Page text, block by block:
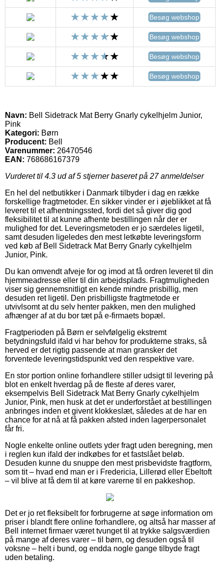
Besøg webshop
Besøg webshop
Besøg webshop
Besøg webshop
Navn: Bell Sidetrack Mat Berry Gnarly cykelhjelm Junior,
Pink
Kategori: Børn
Producent: Bell
Varenummer: 26470546
EAN: 768686167379
Vurderet til 4.3 ud af 5 stjerner baseret på 27anmeldelser
En hel del netbutikker i Danmark tilbyder i dag en række
forskellige fragtmetoder. En sikker vinder er i øjeblikket at få
leveret til et afhentningssted, fordi det så giver dig god
fleksibilitet til at kunne afhente bestillingen når der er
mulighed for det. Leveringsmetoden er jo særdeles ligetil,
samt desuden ligeledes den mest letkøbte leveringsform
ved køb af Bell Sidetrack Mat Berry Gnarly cykelhjelm
Junior, Pink.
Du kan omvendt afveje for og imod at få ordren leveret til din
hjemmeadresse eller til din arbejdsplads. Fragtmuligheden
viser sig gennemsnitligt en kende mindre prisbillig, men
desuden ret ligetil. Den prisbilligste fragtmetode er
utvivlsomt at du selv henter pakken, men den mulighed
afhænger af at du bor tæt på e-firmaets bopæl.
Fragtperioden på Børn er selvfølgelig ekstremt
betydningsfuld ifald vi har behov for produkterne straks, så
herved er det rigtig passende at man gransker det
forventede leveringstidspunkt ved den respektive vare.
En stor portion online forhandlere stiller udsigt til levering på
blot en enkelt hverdag på de fleste af deres varer,
eksempelvis Bell Sidetrack Mat Berry Gnarly cykelhjelm
Junior, Pink, men husk at det er underforstået at bestillingen
anbringes inden et givent klokkeslæt, således at de har en
chance for at nå at få pakken afsted inden lagerpersonalet
får fri.
Nogle enkelte online outlets yder fragt uden beregning, men
i reglen kun ifald der indkøbes for et fastslået beløb.
Desuden kunne du snuppe den mest prisbevidste fragtform,
som tit – hvad end man er i Fredericia, Lillerød eller Ebeltoft
– vil blive at få dem til at køre varerne til en pakkeshop.
Det er jo ret fleksibelt for forbrugerne at søge information om
priser i blandt flere online forhandlere, og altså har masser af
Bell internet firmaer været tvunget til at trykke salgsværdien
på mange af deres varer – til børn, og desuden også til
voksne – helt i bund, og endda nogle gange tilbyde fragt
uden betaling.